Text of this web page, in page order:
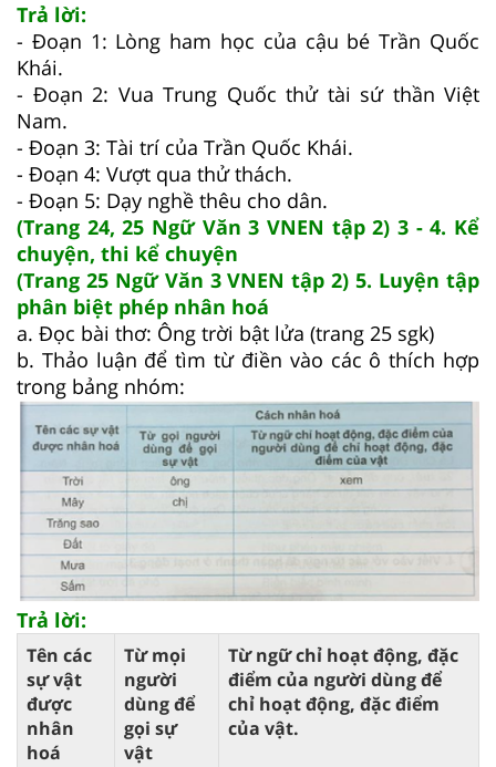
Trả lời:
- Đoạn 1: Lòng ham học của cậu bé Trần Quốc
Khái.
- Đoạn 2: Vua Trung Quốc thử tài sứ thần Việt
Nam.
- Đoạn 3: Tài trí của Trần Quốc Khái.
- Đoạn 4: Vượt qua thử thách.
- Đoạn 5: Dạy nghề thêu cho dân.
(Trang 24, 25 Ngữ Văn 3 VNEN tập 2) 3 - 4. Kể
chuyện, thi kể chuyện
(Trang 25 Ngữ Văn 3 VNEN tập 2) 5. Luyện tập
phân biệt phép nhân hoá
a. Đọc bài thơ: Ông trời bật lửa (trang 25 sgk)
b. Thảo luận để tìm từ điền vào các ô thích hợp
trong bảng nhóm:
Trả lời:
Tên các
sự vật
được
nhân
hoá
Từ mọi
người
dùng để
gọi sự
vật
Từ ngữ chỉ hoạt động, đặc
điểm của người dùng để
chỉ hoạt động, đặc điểm
của vật.